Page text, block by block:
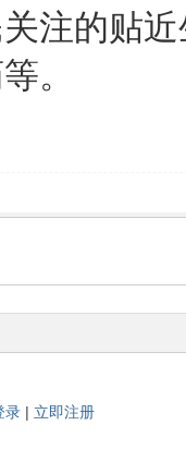
注的贴
。
录| 立即注册